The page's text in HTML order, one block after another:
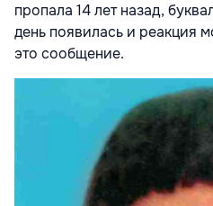
пропала 14 лет назад,
день появилась и реакция
это сообщение.